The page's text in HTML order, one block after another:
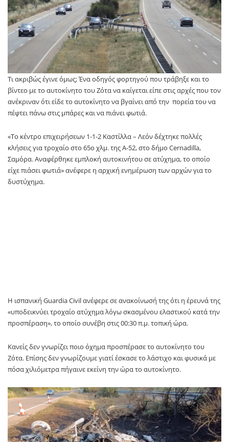
Τι ακριβώς έγινε όμως; Ένα οδηγός φορτηγού που τράβηξε και το
βίντεο με το αυτοκίνητο του Ζότα να καίγεται είπε στις αρχές που τον
ανέκριναν ότι είδε το αυτοκίνητο να βγαίνει από την πορεία του να
πέφτει πάνω στις μπάρες και να πιάνει φωτιά.
«Το κέντρο επιχειρήσεων 1-1-2 Καστίλλα – Λεόν δέχτηκε πολλές
κλήσεις για τροχαίο στο 65ο χλμ. της Α-52, στο δήμο Cernadilla,
Σαμόρα. Αναφέρθηκε εμπλοκή αυτοκινήτου σε ατύχημα, το οποίο
είχε πιάσει φωτιά» ανέφερε η αρχική ενημέρωση των αρχών για το
δυστύχημα.
Η ισπανική Guardia Civil ανέφερε σε ανακοίνωσή της ότι η έρευνά της
«υποδεικνύει τροχαίο ατύχημα λόγω σκασμένου ελαστικού κατά την
προσπέραση», το οποίο συνέβη στις 00:30 π.μ. τοπική ώρα.
Κανείς δεν γνωρίζει ποιο όχημα προσπέρασε το αυτοκίνητο του
Ζότα. Επίσης δεν γνωρίζουμε γιατί έσκασε το λάστιχο και φυσικά με
πόσα χιλιόμετρα πήγαινε εκείνη την ώρα το αυτοκίνητο.